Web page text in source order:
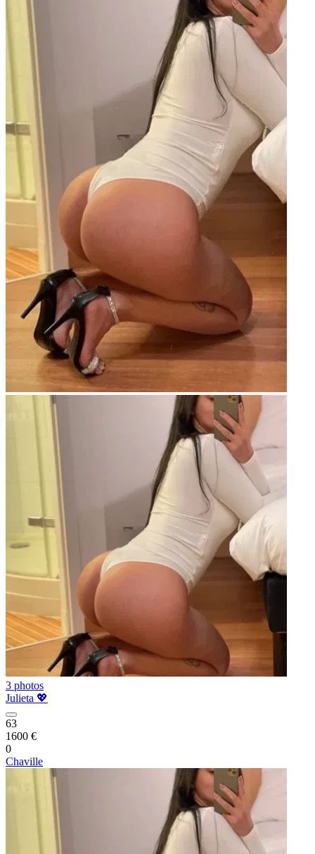
3 photos
Julieta 💖
63
1600 €
0
Chaville